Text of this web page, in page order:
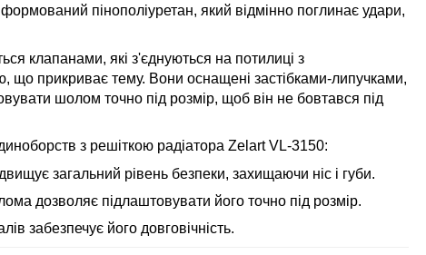
пінополіуретан, який відмінно поглинає удари,
клапанами, які з'єднуються на потилиці з
що прикриває тему. Вони оснащені застібками-липучками,
шолом точно під розмір, щоб він не бовтався під
з решіткою радіатора Zelart VL-3150:
загальний рівень безпеки, захищаючи ніс і губи.
дозволяє підлаштовувати його точно під розмір.
забезпечує його довговічність.